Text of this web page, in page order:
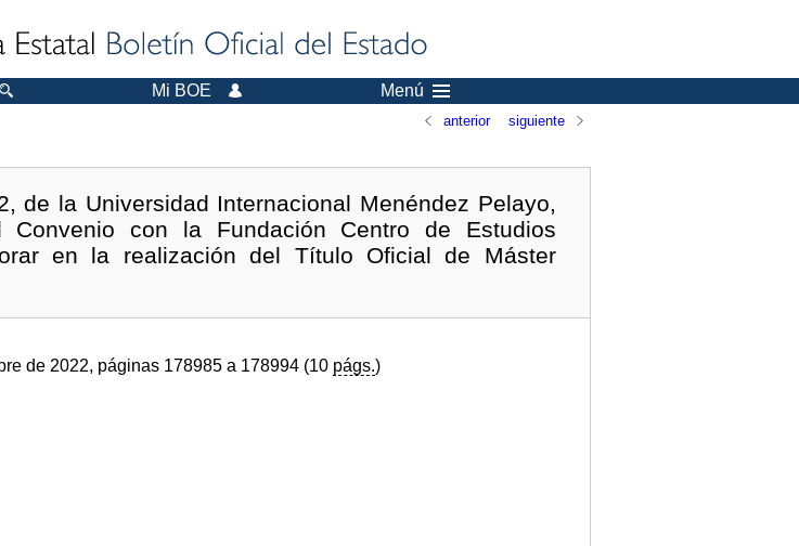
Mi BOE Menú
anterior siguiente
de la Universidad Internacional Menéndez Pelayo,
con la Fundación Centro de Estudios
en la realización del Título Oficial de Máster
de 2022, páginas 178985 a 178994 (10 págs.)